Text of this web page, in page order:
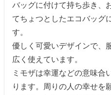
バッグに付けて持ち歩き、
てちょつとしたエコバッグ
す。
優しく可愛いデザインで、
広く使えています。
ミモザは幸運などの意味合
ります。周りの人の幸せを
女性向けギフト
ギフトラッピング
隅田川(浮世絵)
リバーシブル
着物用